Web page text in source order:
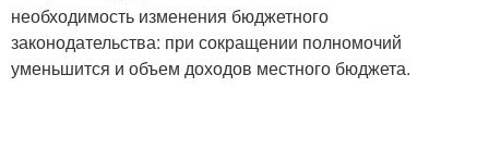
необходимость изменения бюджетного
законодательства: при сокращении полномочий
уменьшится и объем доходов местного бюджета.